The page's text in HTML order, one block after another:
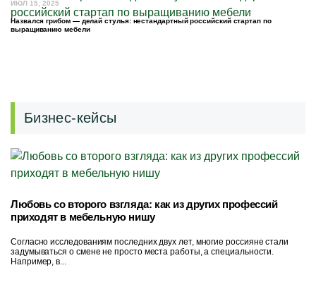
ИЮЛ 15, 2025
Назвался грибом — делай стулья: нестандартный российский стартап по
выращиванию мебели
Бизнес-кейсы
Любовь со второго взгляда: как из других профессий
приходят в мебельную нишу
Согласно исследованиям последних двух лет, многие россияне стали
задумываться о смене не просто места работы, а специальности.
Например, в...